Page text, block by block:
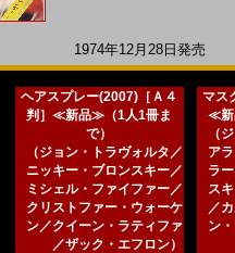
1974年12月28日発売
ヘアスプレー(2007)［Ａ４
判］≪新品≫（1人1冊ま
で）
（ジョン・トラヴォルタ／
ニッキー・ブロンスキー／
ミシェル・ファイファー／
クリストファー・ウォーケ
ン／クイーン・ラティファ
／ザック・エフロン）
マス
≪新
（
ア
ラ
ス
／
ン